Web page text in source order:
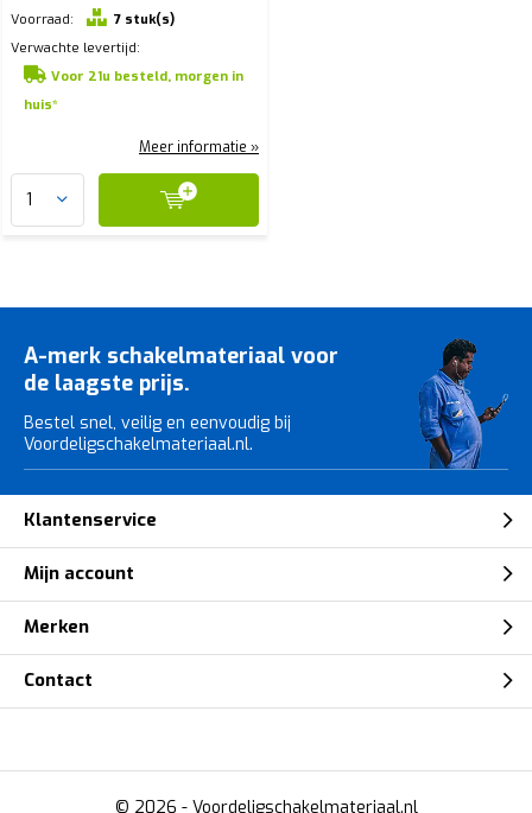
Voorraad:
7 stuk(s)
Verwachte levertijd:
Voor 21u besteld, morgen in
huis*
Meer informatie »
A-merk schakelmateriaal voor
de laagste prijs.
Bestel snel, veilig en eenvoudig bij
Voordeligschakelmateriaal.nl.
Klantenservice
Mijn account
Merken
Contact
© 2026 - Voordeligschakelmateriaal.nl